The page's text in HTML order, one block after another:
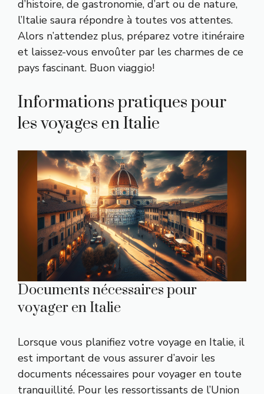
d’histoire, de gastronomie, d’art ou de nature,
l’Italie saura répondre à toutes vos attentes.
Alors n’attendez plus, préparez votre itinéraire
et laissez-vous envoûter par les charmes de ce
pays fascinant. Buon viaggio!
Informations pratiques pour
les voyages en Italie
Documents nécessaires pour
voyager en Italie
Lorsque vous planifiez votre voyage en Italie, il
est important de vous assurer d’avoir les
documents nécessaires pour voyager en toute
tranquillité. Pour les ressortissants de l’Union